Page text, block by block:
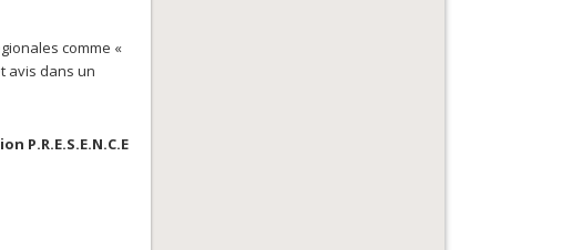
comme «
avis dans un
P.R.E.S.E.N.C.E